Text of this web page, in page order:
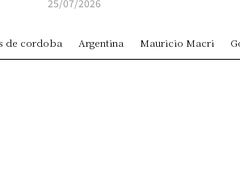
25/07/2026
de cordoba Argentina Mauricio Macri